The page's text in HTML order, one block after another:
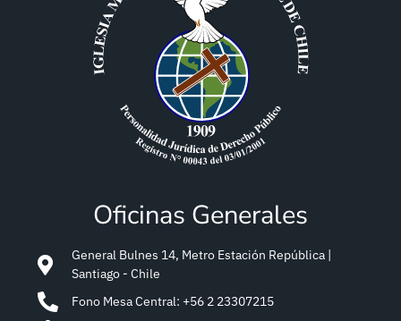
Oficinas Generales
General Bulnes 14, Metro Estación República |
Santiago - Chile
Fono Mesa Central: +56 2 23307215